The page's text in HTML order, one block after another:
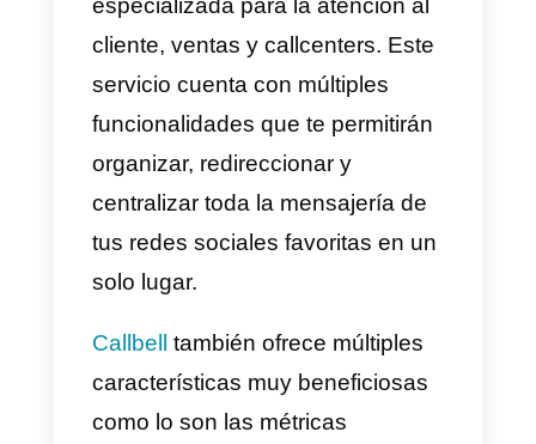
que puedas crear una cuenta de
Callbell y conectar tus principales
redes sociales. De esta manera
todos los mensajes sin importar
volumen que reciban, caerán a la
bandeja de Callbell y aquí podrás
equipos como soporte, ventas o
atención al cliente.